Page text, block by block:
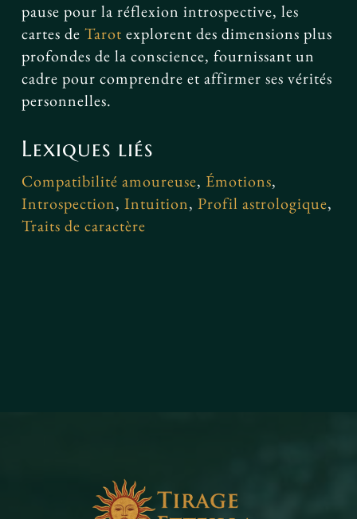
pause pour la réflexion introspective, les
cartes deTarot explorent des dimensions plus
profondes de la conscience, fournissant un
cadre pour comprendre et affirmer ses vérités
personnelles.
Lexiques liés
Compatibilité amoureuse, Émotions,
Introspection,Intuition,Profil astrologique,
Traits de caractère